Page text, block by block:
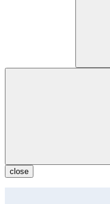
close